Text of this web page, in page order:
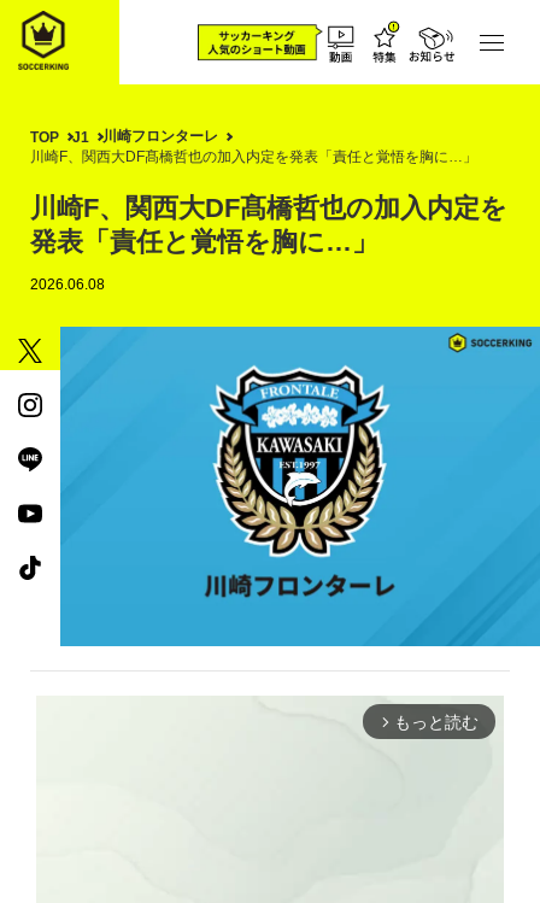
TOP J1
川崎フロンターレ
川崎F、関西大DF髙橋哲也の加入内定を発表「責任と覚悟を胸に…」
川崎F、関西大DF髙橋哲也の加入内定を
発表「責任と覚悟を胸に…」
2026.06.08
arrow_forward_ios もっと読む